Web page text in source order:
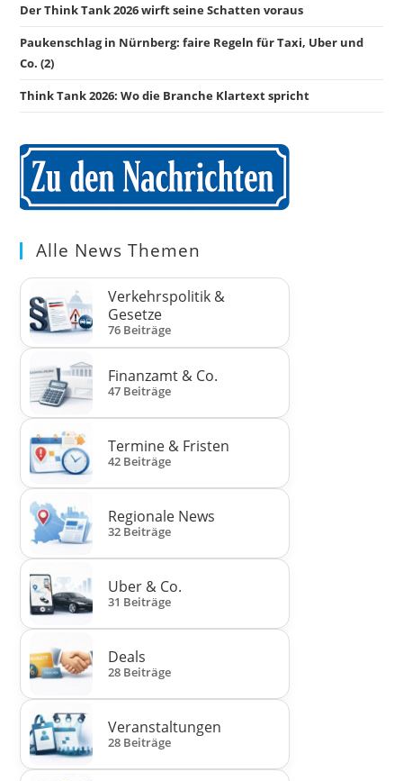
Der Think Tank 2026 wirft seine Schatten voraus
Paukenschlag in Nürnberg: faire Regeln für Taxi, Uber und
Co. (2)
Think Tank 2026: Wo die Branche Klartext spricht
Alle News Themen
Verkehrspolitik &
Gesetze
76 Beiträge
Finanzamt & Co.
47 Beiträge
Termine & Fristen
42 Beiträge
Regionale News
32 Beiträge
Uber & Co.
31 Beiträge
Deals
28 Beiträge
Veranstaltungen
28 Beiträge